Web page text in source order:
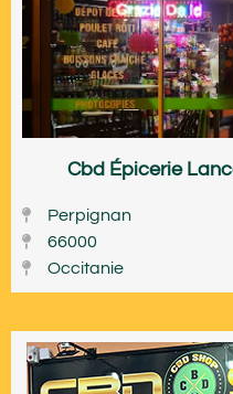
Cbd Épicerie
Perpignan
66000
Occitanie